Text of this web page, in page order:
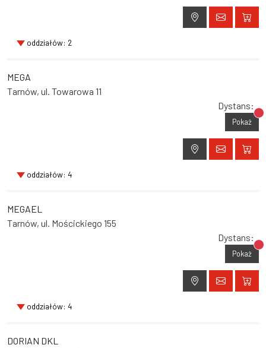
oddziałów: 2
MEGA
Tarnów, ul. Towarowa 11
Dystans:
Pokaż
oddziałów: 4
MEGAEL
Tarnów, ul. Mościckiego 155
Dystans:
Pokaż
oddziałów: 4
DORIAN DKL